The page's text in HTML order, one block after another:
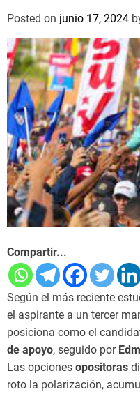
Posted on junio 17, 2024
Compartir...
Según el más reciente
el aspirante a un tercer
posiciona como el
de apoyo, seguido por
Las opciones opositoras
roto la polarización,